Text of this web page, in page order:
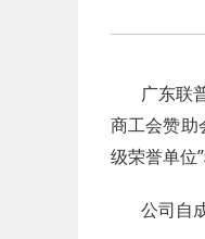
广东联
商工会赞助
级荣誉单位”
公司自